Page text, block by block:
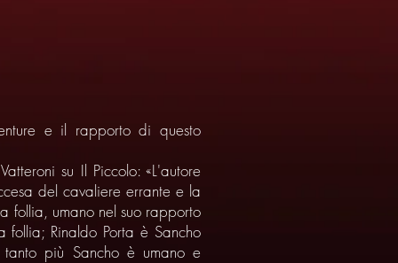
e il rapporto di questo
su Il Piccolo: «L'autore
del cavaliere errante e la
follia, umano nel suo rapporto
follia; Rinaldo Porta è Sancho
più Sancho è umano e